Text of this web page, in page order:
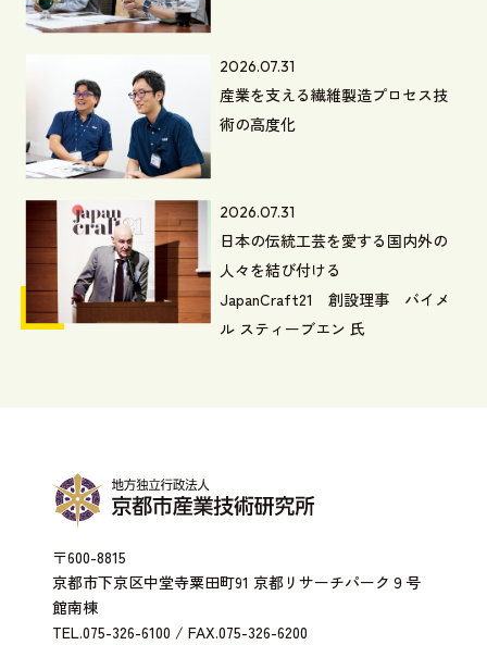
2026.07.31
産業を支える繊維製造プロセス技
術の高度化
2026.07.31
日本の伝統工芸を愛する国内外の
人々を結び付ける
JapanCraft21 創設理事 バイメ
ル スティーブエン 氏
〒600-8815
京都市下京区中堂寺粟田町91 京都リサーチパーク９号
館南棟
TEL.075-326-6100 / FAX.075-326-6200